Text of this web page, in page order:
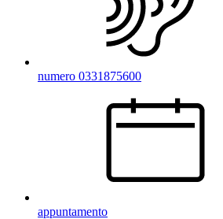
numero 0331875600
appuntamento